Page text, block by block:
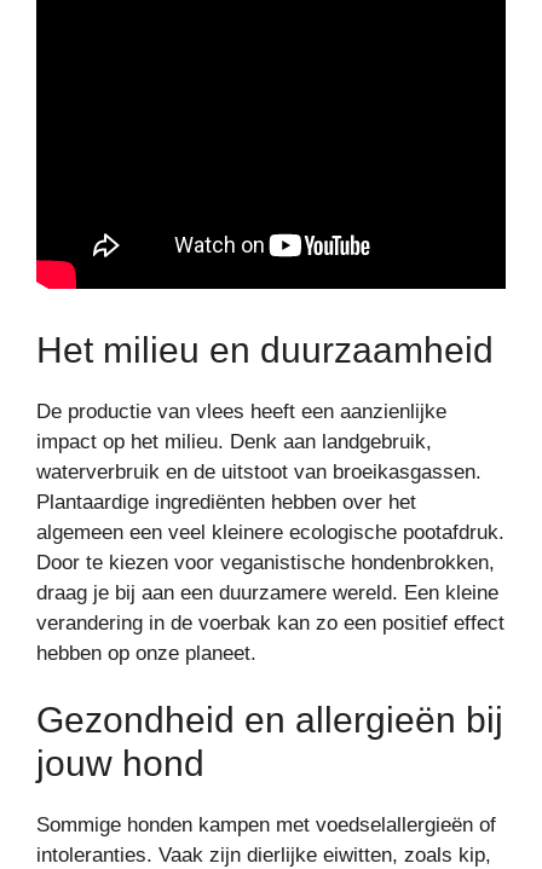
Het milieu en duurzaamheid
De productie van vlees heeft een aanzienlijke
impact op het milieu. Denk aan landgebruik,
waterverbruik en de uitstoot van broeikasgassen.
Plantaardige ingrediënten hebben over het
algemeen een veel kleinere ecologische pootafdruk.
Door te kiezen voor veganistische hondenbrokken,
draag je bij aan een duurzamere wereld. Een kleine
verandering in de voerbak kan zo een positief effect
hebben op onze planeet.
Gezondheid en allergieën bij
jouw hond
Sommige honden kampen met voedselallergieën of
intoleranties. Vaak zijn dierlijke eiwitten, zoals kip,